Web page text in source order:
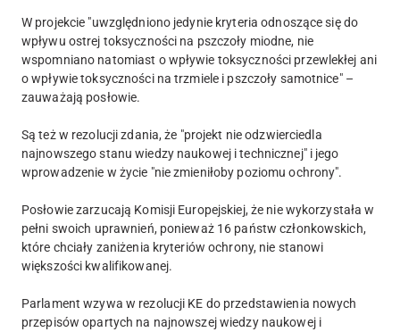
W projekcie "uwzględniono jedynie kryteria odnoszące się do
wpływu ostrej toksyczności na pszczoły miodne, nie
wspomniano natomiast o wpływie toksyczności przewlekłej ani
o wpływie toksyczności na trzmiele i pszczoły samotnice" –
zauważają posłowie.
Są też w rezolucji zdania, że "projekt nie odzwierciedla
najnowszego stanu wiedzy naukowej i technicznej" i jego
wprowadzenie w życie "nie zmieniłoby poziomu ochrony".
Posłowie zarzucają Komisji Europejskiej, że nie wykorzystała w
pełni swoich uprawnień, ponieważ 16 państw członkowskich,
które chciały zaniżenia kryteriów ochrony, nie stanowi
większości kwalifikowanej.
Parlament wzywa w rezolucji KE do przedstawienia nowych
przepisów opartych na najnowszej wiedzy naukowej i